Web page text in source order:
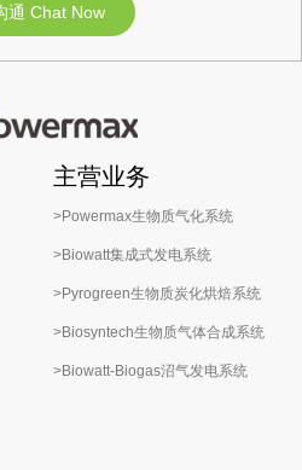
通 Chat Now
主营业务
>Powermax生物质气化系统
>Biowatt集成式发电系统
>Pyrogreen生物质炭化烘焙系统
>Biosyntech生物质气体合成系统
>Biowatt-Biogas沼气发电系统